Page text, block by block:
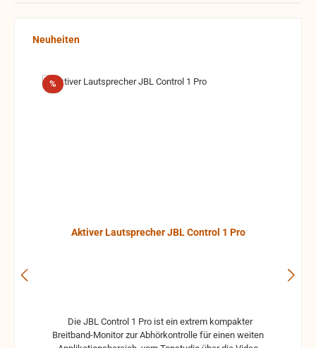
Produktgalerie überspringen
Neuheiten
%Rabatt
Aktiver Lautsprecher JBL Control 1 Pro
Breitband-Monitor zur Abhörkontrolle für einen weiten